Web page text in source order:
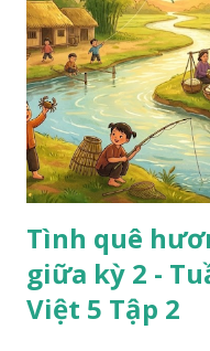
Tình quê
giữa kỳ 2 -
Việt 5 Tập 2